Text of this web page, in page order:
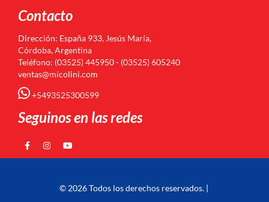
Contacto
Dirección: España 933, Jesús María,
Córdoba, Argentina
Teléfono: (03525) 445950 - (03525) 605240
ventas@micolini.com
+5493525300599
Seguinos en las redes
© 2026 Todos los derechos reservados. |